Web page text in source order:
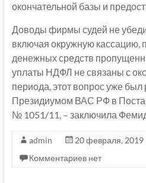
окончательной базы и
Доводы фирмы судей не
включая окружную кассацию,
денежных средств
уплаты НДФЛ не связаны с
периода, этот вопрос уже был
Президиумом ВАС РФ в
№ 1051/11, – заключила
admin 20 февраля, 2019
Комментариев нет